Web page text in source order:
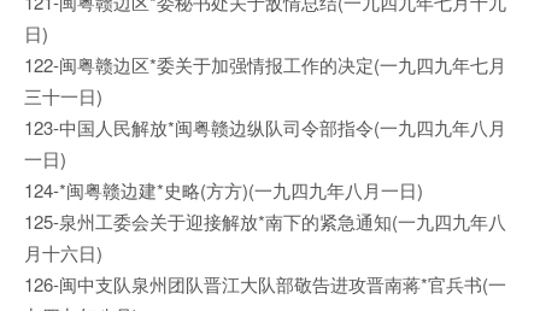
日)
122-闽粤赣边区*委关于加强情报工作的决定(一九四九年七月
三十一日)
123-中国人民解放*闽粤赣边纵队司令部指令(一九四九年八月
一日)
124-*闽粤赣边建*史略(方方)(一九四九年八月一日)
125-泉州工委会关于迎接解放*南下的紧急通知(一九四九年八
月十六日)
126-闽中支队泉州团队晋江大队部敬告进攻晋南蒋*官兵书(一